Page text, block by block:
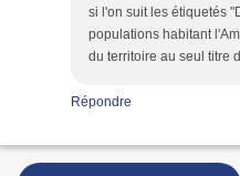
si l'on suit les étiquetés
populations habitant
du territoire au seul titre
Répondre